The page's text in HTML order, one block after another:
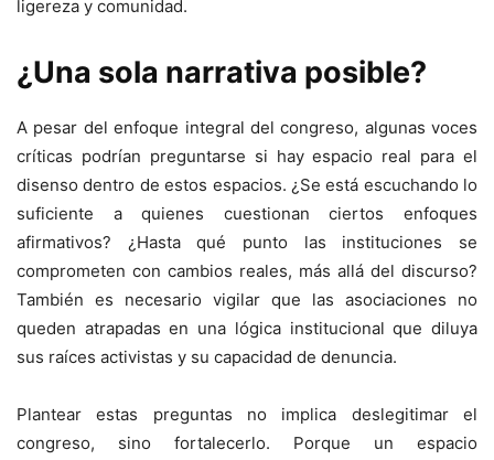
ligereza y comunidad.
¿Una sola narrativa posible?
A pesar del enfoque integral del congreso, algunas voces
críticas podrían preguntarse si hay espacio real para el
disenso dentro de estos espacios. ¿Se está escuchando lo
suficiente a quienes cuestionan ciertos enfoques
afirmativos? ¿Hasta qué punto las instituciones se
comprometen con cambios reales, más allá del discurso?
También es necesario vigilar que las asociaciones no
queden atrapadas en una lógica institucional que diluya
sus raíces activistas y su capacidad de denuncia.
Plantear estas preguntas no implica deslegitimar el
congreso, sino fortalecerlo. Porque un espacio